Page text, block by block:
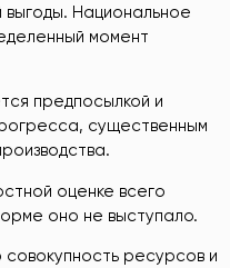
выгоды. Национальное
момент
предпосылкой и
существенным
оценке всего
оно не выступало.
ресурсов и